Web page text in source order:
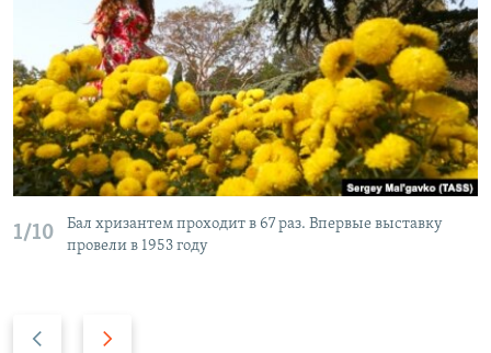
1/10
Бал хризантем проходит в 67 раз. Впервые выставку
провели в 1953 году